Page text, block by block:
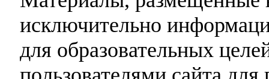
исключительно
для образовательных